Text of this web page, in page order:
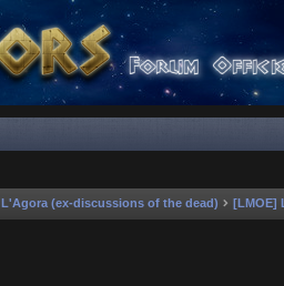
L'Agora (ex-discussions of the dead) [LMOE]